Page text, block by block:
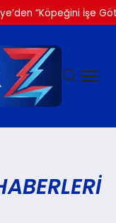
“Köpeğini İşe